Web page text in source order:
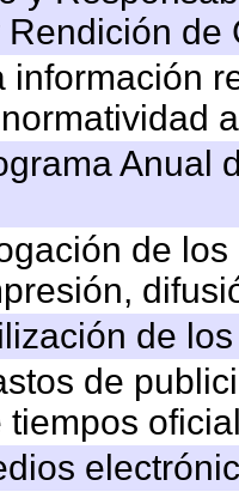
información
Anual
de
de
de
tiempos